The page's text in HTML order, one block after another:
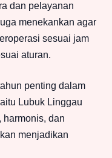
dan pelayanan
menekankan agar
sesuai jam
aturan.
penting dalam
Lubuk Linggau
harmonis, dan
menjadikan